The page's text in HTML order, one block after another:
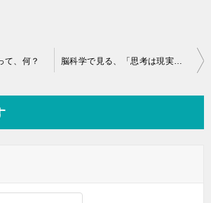
て、何？ 脳科学で見る、「思考は現実化する」